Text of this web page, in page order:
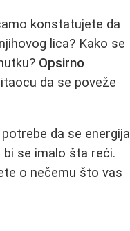
konstatujete da
lica? Kako se
Opsirno
da se poveže
da se energija
se imalo šta reći.
o nečemu što vas